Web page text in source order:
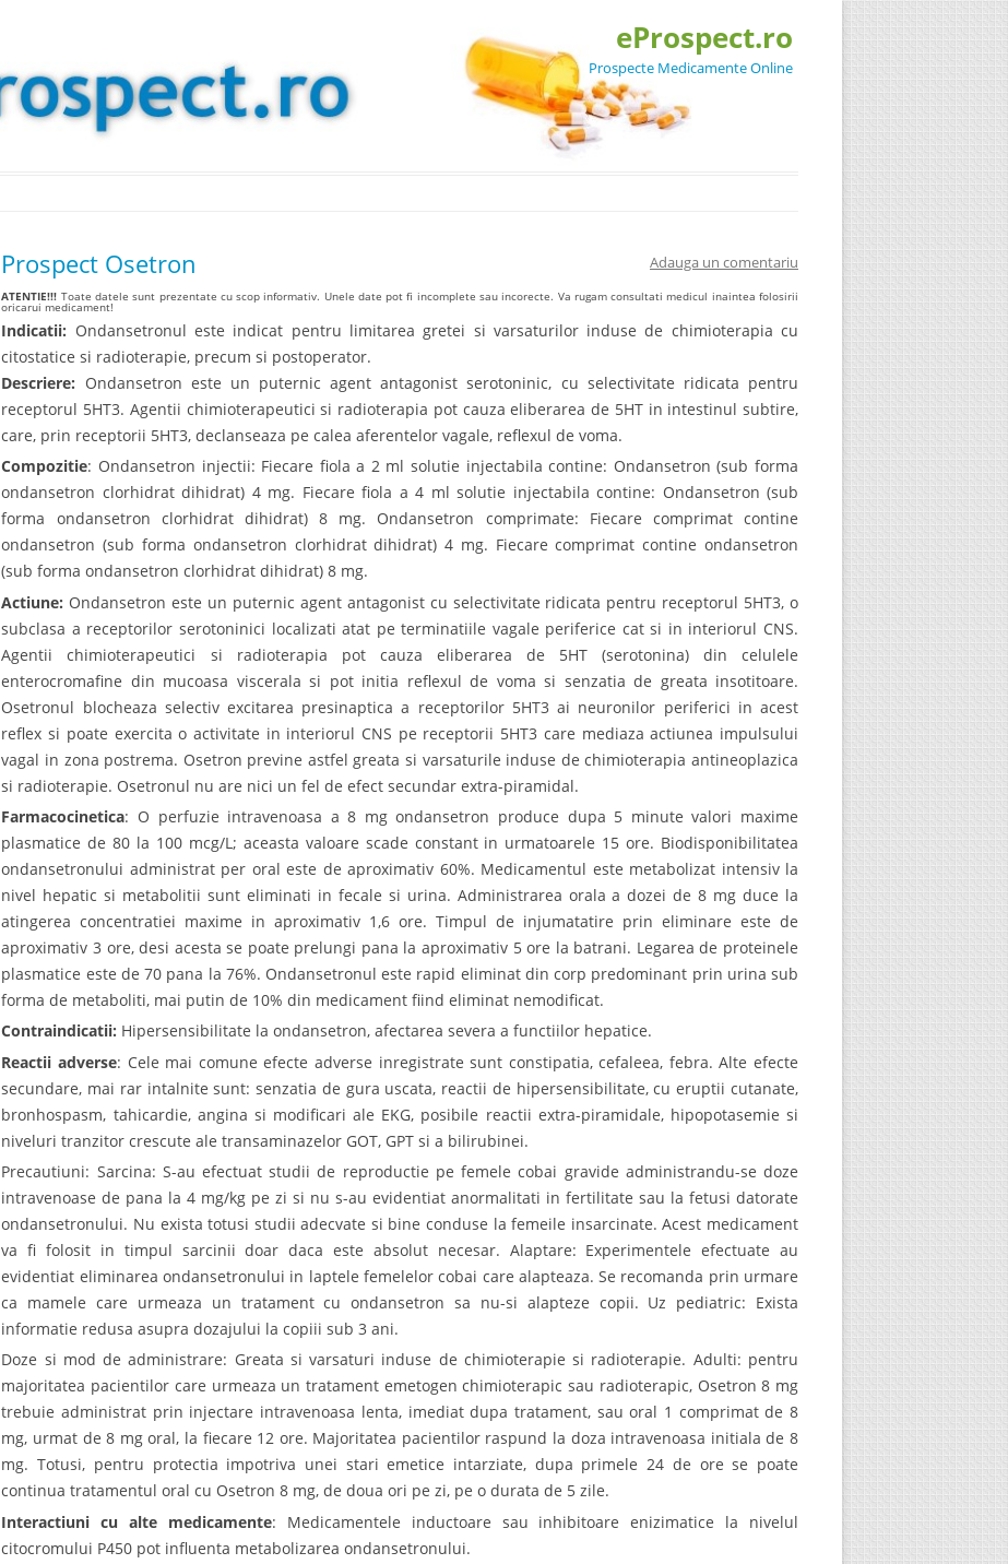
eProspect.ro
Prospecte Medicamente Online
Prospect Osetron Adauga un comentariu
ATENTIE!!! Toate datele sunt prezentate cu scop informativ. Unele date pot fi incomplete sau incorecte. Va rugam consultati medicul inaintea folosirii
oricarui medicament!
Indicatii: Ondansetronul este indicat pentru limitarea gretei si varsaturilor induse de chimioterapia cu
citostatice si radioterapie, precum si postoperator.
Descriere: Ondansetron este un puternic agent antagonist serotoninic, cu selectivitate ridicata pentru
receptorul 5HT3. Agentii chimioterapeutici si radioterapia pot cauza eliberarea de 5HT in intestinul subtire,
care, prin receptorii 5HT3, declanseaza pe calea aferentelor vagale, reflexul de voma.
Compozitie: Ondansetron injectii: Fiecare fiola a 2 ml solutie injectabila contine: Ondansetron (sub forma
ondansetron clorhidrat dihidrat) 4 mg. Fiecare fiola a 4 ml solutie injectabila contine: Ondansetron (sub
forma ondansetron clorhidrat dihidrat) 8 mg. Ondansetron comprimate: Fiecare comprimat contine
ondansetron (sub forma ondansetron clorhidrat dihidrat) 4 mg. Fiecare comprimat contine ondansetron
(sub forma ondansetron clorhidrat dihidrat) 8 mg.
Actiune: Ondansetron este un puternic agent antagonist cu selectivitate ridicata pentru receptorul 5HT3, o
subclasa a receptorilor serotoninici localizati atat pe terminatiile vagale periferice cat si in interiorul CNS.
Agentii chimioterapeutici si radioterapia pot cauza eliberarea de 5HT (serotonina) din celulele
enterocromafine din mucoasa viscerala si pot initia reflexul de voma si senzatia de greata insotitoare.
Osetronul blocheaza selectiv excitarea presinaptica a receptorilor 5HT3 ai neuronilor periferici in acest
reflex si poate exercita o activitate in interiorul CNS pe receptorii 5HT3 care mediaza actiunea impulsului
vagal in zona postrema. Osetron previne astfel greata si varsaturile induse de chimioterapia antineoplazica
si radioterapie. Osetronul nu are nici un fel de efect secundar extra-piramidal.
Farmacocinetica: O perfuzie intravenoasa a 8 mg ondansetron produce dupa 5 minute valori maxime
plasmatice de 80 la 100 mcg/L; aceasta valoare scade constant in urmatoarele 15 ore. Biodisponibilitatea
ondansetronului administrat per oral este de aproximativ 60%. Medicamentul este metabolizat intensiv la
nivel hepatic si metabolitii sunt eliminati in fecale si urina. Administrarea orala a dozei de 8 mg duce la
atingerea concentratiei maxime in aproximativ 1,6 ore. Timpul de injumatatire prin eliminare este de
aproximativ 3 ore, desi acesta se poate prelungi pana la aproximativ 5 ore la batrani. Legarea de proteinele
plasmatice este de 70 pana la 76%. Ondansetronul este rapid eliminat din corp predominant prin urina sub
forma de metaboliti, mai putin de 10% din medicament fiind eliminat nemodificat.
Contraindicatii: Hipersensibilitate la ondansetron, afectarea severa a functiilor hepatice.
Reactii adverse: Cele mai comune efecte adverse inregistrate sunt constipatia, cefaleea, febra. Alte efecte
secundare, mai rar intalnite sunt: senzatia de gura uscata, reactii de hipersensibilitate, cu eruptii cutanate,
bronhospasm, tahicardie, angina si modificari ale EKG, posibile reactii extra-piramidale, hipopotasemie si
niveluri tranzitor crescute ale transaminazelor GOT, GPT si a bilirubinei.
Precautiuni: Sarcina: S-au efectuat studii de reproductie pe femele cobai gravide administrandu-se doze
intravenoase de pana la 4 mg/kg pe zi si nu s-au evidentiat anormalitati in fertilitate sau la fetusi datorate
ondansetronului. Nu exista totusi studii adecvate si bine conduse la femeile insarcinate. Acest medicament
va fi folosit in timpul sarcinii doar daca este absolut necesar. Alaptare: Experimentele efectuate au
evidentiat eliminarea ondansetronului in laptele femelelor cobai care alapteaza. Se recomanda prin urmare
ca mamele care urmeaza un tratament cu ondansetron sa nu-si alapteze copii. Uz pediatric: Exista
informatie redusa asupra dozajului la copiii sub 3 ani.
Doze si mod de administrare: Greata si varsaturi induse de chimioterapie si radioterapie. Adulti: pentru
majoritatea pacientilor care urmeaza un tratament emetogen chimioterapic sau radioterapic, Osetron 8 mg
trebuie administrat prin injectare intravenoasa lenta, imediat dupa tratament, sau oral 1 comprimat de 8
mg, urmat de 8 mg oral, la fiecare 12 ore. Majoritatea pacientilor raspund la doza intravenoasa initiala de 8
mg. Totusi, pentru protectia impotriva unei stari emetice intarziate, dupa primele 24 de ore se poate
continua tratamentul oral cu Osetron 8 mg, de doua ori pe zi, pe o durata de 5 zile.
Interactiuni cu alte medicamente: Medicamentele inductoare sau inhibitoare enizimatice la nivelul
citocromului P450 pot influenta metabolizarea ondansetronului.